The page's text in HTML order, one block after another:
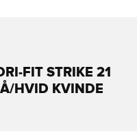
FIT STRIKE 21
HVID KVINDE